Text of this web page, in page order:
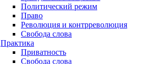
Политический режим
Право
Революция и контрреволюция
Свобода слова
Практика
Приватность
Свобода слова